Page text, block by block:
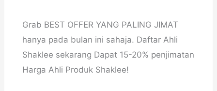
Grab BEST OFFER YANG PALING JIMAT
hanya pada bulan ini sahaja. Daftar Ahli
Shaklee sekarang Dapat 15-20% penjimatan
Harga Ahli Produk Shaklee!